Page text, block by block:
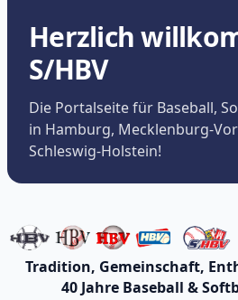
Herzlich
S/HBV
Die Portalseite für Baseball,
in Hamburg, Mecklenburg-
Schleswig-Holstein!
Tradition, Gemeinschaft,
40 Jahre Baseball &